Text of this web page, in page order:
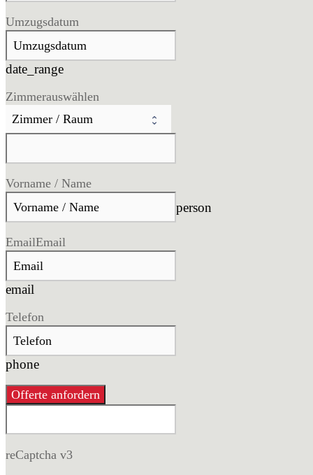
Umzugsdatum
date_range
Zimmerauswählen
Vorname / Name
person
EmailEmail
email
Telefon
phone
Offerte anfordern
reCaptcha v3